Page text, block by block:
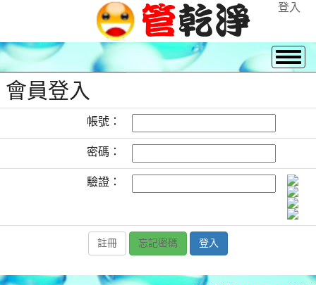
登入
會員登入
帳號：
密碼：
驗證：
註冊 忘記密碼